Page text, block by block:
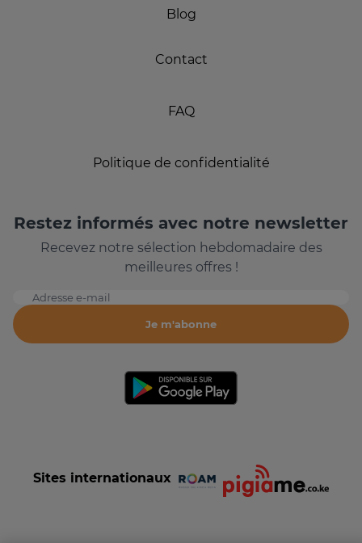
Blog
Contact
FAQ
Politique de confidentialité
Restez informés avec notre newsletter
Recevez notre sélection hebdomadaire des
meilleures offres !
Adresse e-mail
Je m'abonne
Sites internationaux